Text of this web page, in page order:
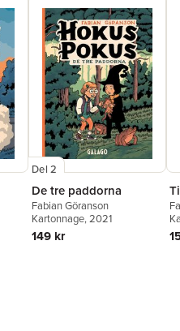
Del 2
De tre paddorna
Fabian Göranson
Kartonnage, 2021
149 kr